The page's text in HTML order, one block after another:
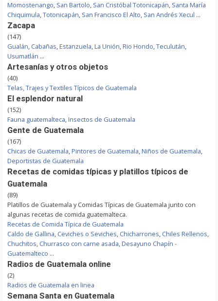
Momostenango, San Bartolo, San Cristóbal Totonicapán, Santa María
Chiquimula,Totonicapán, San Francisco El Alto, San Andrés Xecul ...
Zacapa
(147)
Gualán, Cabañas,Estanzuela,La Unión,Rio Hondo,Teculután,
Usumatlán ...
Artesanías y otros objetos
(40)
Telas, Trajes y Textiles Típicos de Guatemala
El esplendor natural
(152)
Fauna guatemalteca,Insectos de Guatemala
Gente de Guatemala
(167)
Chicas de Guatemala,Pintores de Guatemala,Niños de Guatemala,
Deportistas de Guatemala
Recetas de comidas típicas y platillos típicos de
Guatemala
(89)
Platillos de Guatemala y Comidas Típicas de Guatemala junto con
algunas recetas de comida guatemalteca.
Recetas de Comida Típica de Guatemala
Caldo de Gallina, Ceviches o Seviches, Chicharrones, Chiles Rellenos,
Chuchitos, Churrasco con carne asada,Desayuno Chapín -
Guatemalteco ...
Radios de Guatemala online
(2)
Radios de Guatemala en linea
Semana Santa en Guatemala